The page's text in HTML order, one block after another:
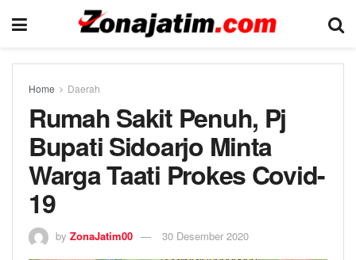
Home Daerah
Rumah Sakit Penuh, Pj
Bupati Sidoarjo Minta
Warga Taati Prokes Covid-
19
by ZonaJatim00 30 Desember 2020